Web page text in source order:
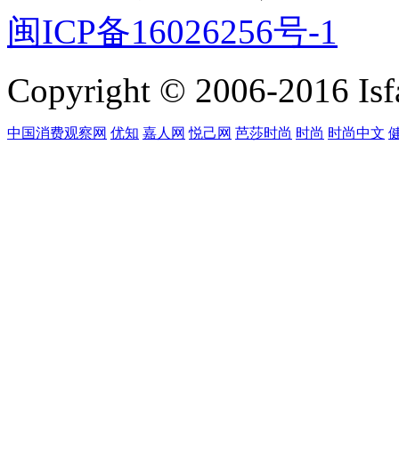
闽ICP备16026256号-1
Copyright © 2006-2016
中国消费观察网 优知 嘉人网 悦己网 芭莎时尚 时尚 时尚中文